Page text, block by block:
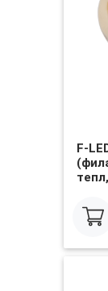
F-